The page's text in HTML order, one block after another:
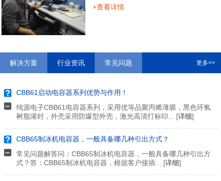
+查看详情
解决方案 行业资讯 常见问题 更多>>
CBB61启动电容器系列优势与作用！
纯源电子CBB61电容器系列，采用优等品聚丙烯薄膜，黑色环氧
树脂灌封，外壳采用防爆型外壳，激光高清打标印... [详细]
CBB65制冰机电容器，一般具备哪几种引出方式？
常见问题解答问：CBB65制冰机电容器，一般具备哪几种引出方
式？答：CBB65制冰机电容器，根据客户接插... [详细]